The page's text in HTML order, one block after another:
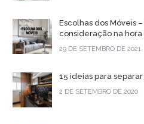
Escolhas dos Móveis
consideração na
29 DE SETEMBRO DE 2021
15 ideias para
2 DE SETEMBRO DE 2020